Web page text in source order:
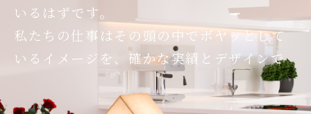
いるはずです。
私たちの仕事はその頭の中でボヤッとして
いるイメージを、確かな実績とデザインで